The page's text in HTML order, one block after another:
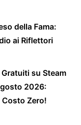
della Fama:
ai Riflettori
su Steam
2026:
Zero!